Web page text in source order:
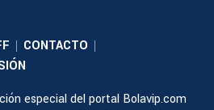
| CONTACTO |
especial del portal Bolavip.com